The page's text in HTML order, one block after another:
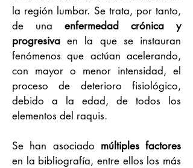
la región lumbar. Se trata, por tanto,
de una enfermedad crónica y
progresiva en la que se instauran
fenómenos que actúan acelerando,
con mayor o menor intensidad, el
proceso de deterioro fisiológico,
debido a la edad, de todos los
elementos del raquis.
Se han asociado múltiples factores
en la bibliografía, entre ellos los más